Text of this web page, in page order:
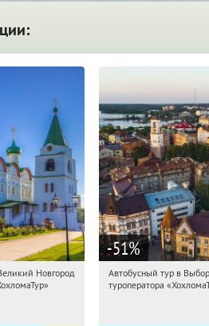
Купили:2
Новгород
-51%
15:12:45
Автобусный тур в
туроператора